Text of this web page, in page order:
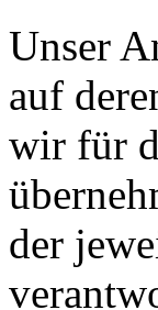
Unser
auf
wir für
der